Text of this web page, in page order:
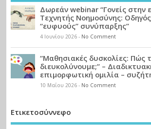
Δωρεάν webinar “Γονείς στην
Τεχνητής Νοημοσύνης:
“ευφυούς” συνύπαρξης”
4 Ιουνίου 2026- No Comment
“Μαθησιακές δυσκολίες: Πώς
διευκολύνουμε;” –
επιμορφωτική ομιλία –
10 Μαΐου 2026- No Comment
Ετικετοσύννεφο